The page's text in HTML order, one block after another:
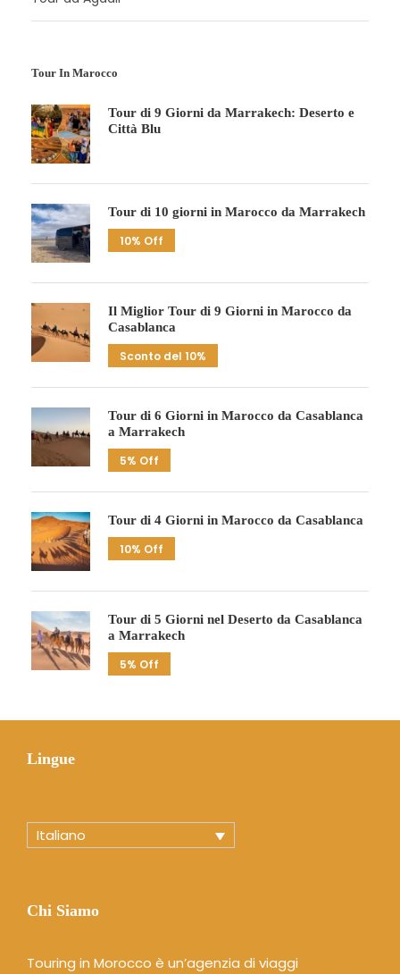
Tour In Marocco
Tour di 9 Giorni da Marrakech: Deserto e
Città Blu
Tour di 10 giorni in Marocco da Marrakech
10% Off
Il Miglior Tour di 9 Giorni in Marocco da
Casablanca
Sconto del 10%
Tour di 6 Giorni in Marocco da Casablanca
a Marrakech
5% Off
Tour di 4 Giorni in Marocco da Casablanca
10% Off
Tour di 5 Giorni nel Deserto da Casablanca
a Marrakech
5% Off
Lingue
Italiano
Chi Siamo
Touring in Morocco è un’agenzia di viaggi